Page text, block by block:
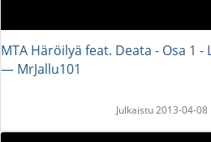
MTA Häröilyä feat. Deata - Osa 1 -
― MrJallu101
Julkaistu 2013-04-